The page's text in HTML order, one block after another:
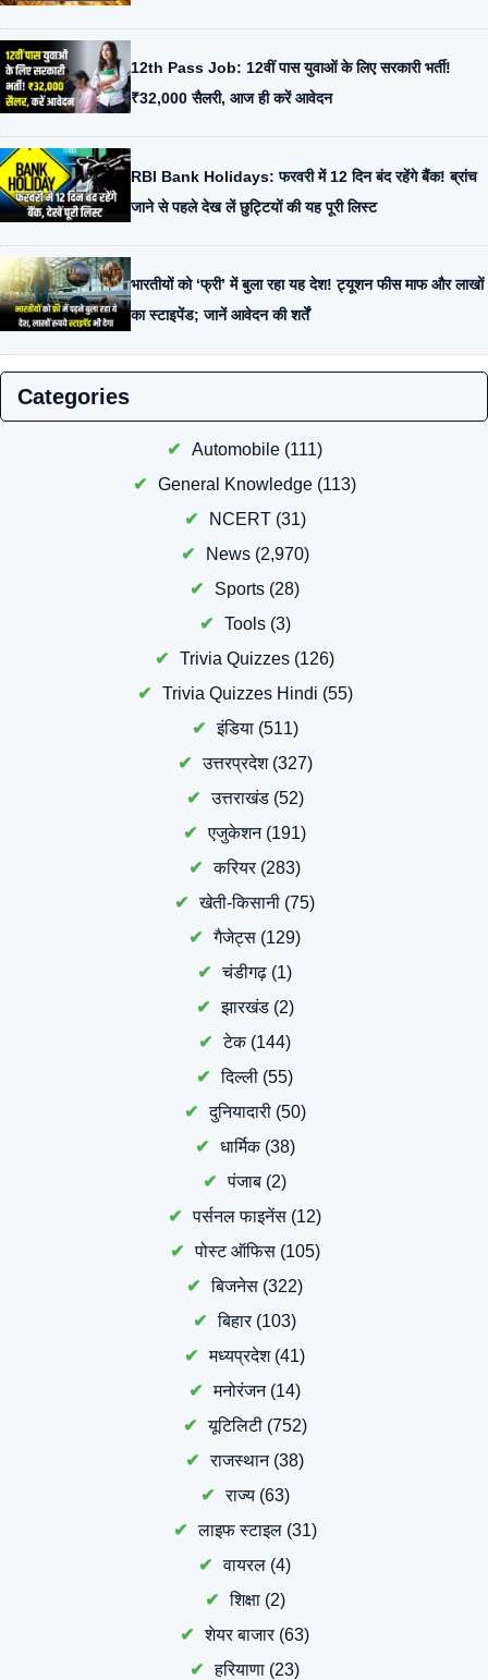
12th Pass Job: 12वीं पास युवाओं के लिए सरकारी भर्ती!
₹32,000 सैलरी, आज ही करें आवेदन
RBI Bank Holidays: फरवरी में 12 दिन बंद रहेंगे बैंक! ब्रांच
जाने से पहले देख लें छुट्टियों की यह पूरी लिस्ट
भारतीयों को ‘फ्री’ में बुला रहा यह देश! ट्यूशन फीस माफ और लाखों
का स्टाइपेंड; जानें आवेदन की शर्तें
Categories
Automobile (111)
General Knowledge (113)
NCERT(31)
News(2,970)
Sports (28)
Tools(3)
Trivia Quizzes (126)
Trivia Quizzes Hindi (55)
इंडिया(511)
उत्तरप्रदेश(327)
उत्तराखंड(52)
एजुकेशन(191)
करियर(283)
खेती-किसानी (75)
गैजेट्स (129)
चंडीगढ़ (1)
झारखंड(2)
टेक(144)
दिल्ली (55)
दुनियादारी(50)
धार्मिक(38)
पंजाब (2)
पर्सनल फाइनेंस (12)
पोस्ट ऑफिस(105)
बिजनेस (322)
बिहार(103)
मध्यप्रदेश(41)
मनोरंजन(14)
यूटिलिटी(752)
राजस्थान(38)
राज्य(63)
लाइफ स्टाइल(31)
वायरल (4)
शिक्षा(2)
शेयर बाजार(63)
हरियाणा (23)